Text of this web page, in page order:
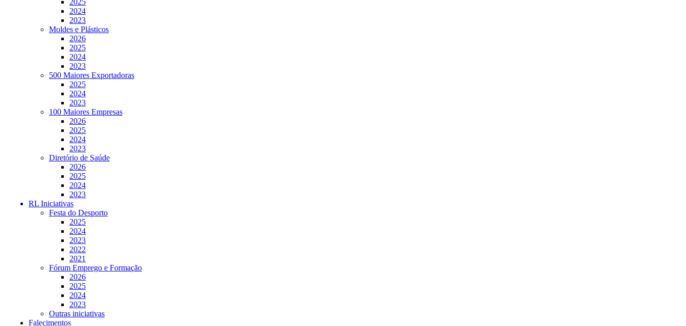
2024
2023
Moldes e Plásticos
2026
2025
2024
2023
500 Maiores Exportadoras
2025
2024
2023
100 Maiores Empresas
2026
2025
2024
2023
Diretório de Saúde
2026
2025
2024
2023
RL Iniciativas
Festa do Desporto
2025
2024
2023
2022
2021
Fórum Emprego e Formação
2026
2025
2024
2023
Outras iniciativas
Falecimentos